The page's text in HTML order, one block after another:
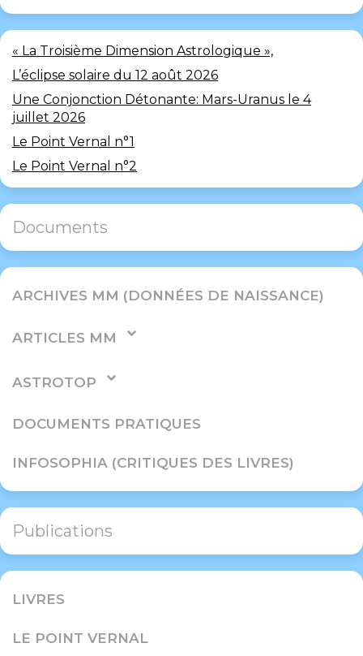
« La Troisième Dimension Astrologique »,
L’éclipse solaire du 12 août 2026
Une Conjonction Détonante: Mars-Uranus le 4
juillet 2026
Le Point Vernal n°1
Le Point Vernal n°2
Documents
ARCHIVES MM (DONNÉES DE NAISSANCE)
ARTICLES MM
ASTROTOP
DOCUMENTS PRATIQUES
INFOSOPHIA (CRITIQUES DES LIVRES)
Publications
LIVRES
LE POINT VERNAL